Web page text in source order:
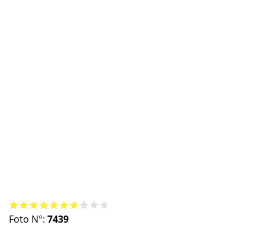
Foto N°: 7439